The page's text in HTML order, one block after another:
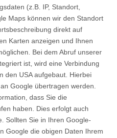
(z.B. IP, Standort,
Maps können wir den Standort
direkt auf
Karten anzeigen und Ihnen
Bei dem Abruf unserer
ist, wird eine Verbindung
den USA aufgebaut. Hierbei
Google übertragen werden.
dass Sie die
haben. Dies erfolgt auch
Sollten Sie in Ihren Google-
Google die obigen Daten Ihrem